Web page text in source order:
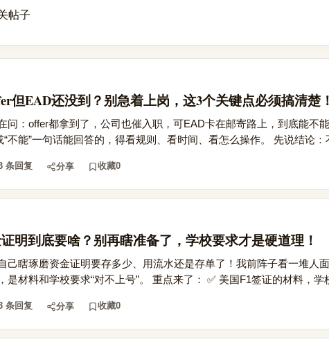
帖子
但EAD还没到？别急着上岗，这3个关键点必须搞清楚！
问：offer都拿到了，公司也催入职，可EAD卡在邮寄路上，到底能不
“不能”一句话能回答的，得看规则、看时间、看怎么操作。 先说结论：
条回复 分享 收藏0
明到底要啥？别再瞎准备了，学校要求才是硬道理！
己瞎琢磨资金证明要存多少、用流水还是存单了！我前阵子看一堆人
是材料和学校要求“对不上号”。 重点来了： ✅ 美国F1签证的材料，学
条回复 分享 收藏0